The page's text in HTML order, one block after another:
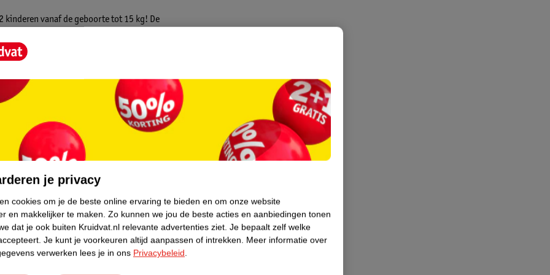
kinderen vanaf de geboorte tot 15 kg! De
leeftijden. Hierdoor zijn de
van vier wielen waarvan de
slechts 8.7 kg en is compact
worden meegenomen.
kinderwagen. De reiswieg is eenvoudig
al gebruiken vanaf de geboorte voor een
bijvoorbeeld gebruik maken van een
beide kindjes ouder zijn dan ongeveer
kiezen om beide zitjes dezelfde kant
zijn er eindeloze opties voor de
zijn de zitjes voorzien van twee
met schouderkussentjes. Daarnaast
je privacy
cookies om je de beste online ervaring te bieden en om onze website
en makkelijker te maken. Zo kunnen we jou de beste acties en aanbiedingen tonen
dat je ook buiten Kruidvat.nl relevante advertenties ziet. Je bepaalt zelf welke
Je kunt je voorkeuren altijd aanpassen of intrekken. Meer informatie over
verwerken lees je in ons Privacybeleid.